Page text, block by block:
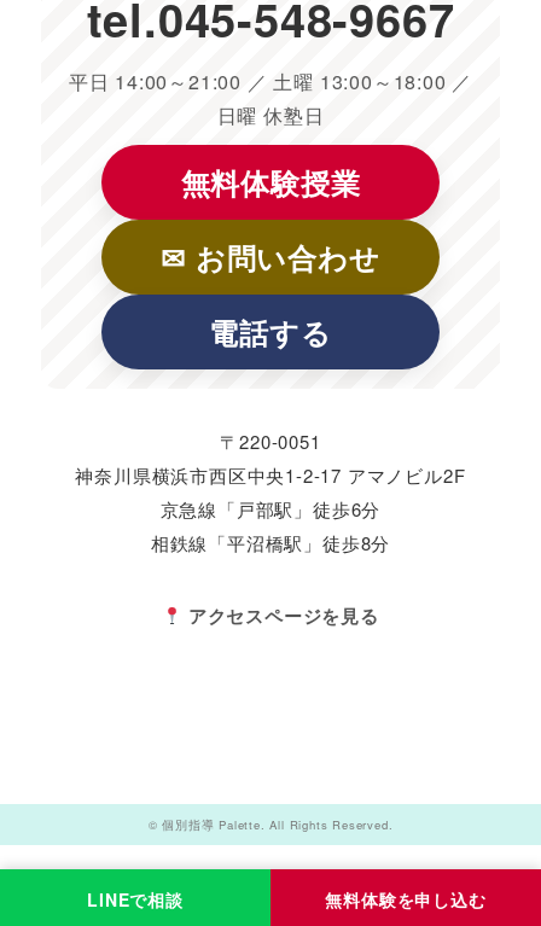
tel.045-548-9667
平日 14:00～21:00 ／ 土曜 13:00～18:00 ／
日曜 休塾日
無料体験授業
✉ お問い合わせ
電話する
〒220-0051
神奈川県横浜市西区中央1-2-17 アマノビル2F
京急線「戸部駅」徒歩6分
相鉄線「平沼橋駅」徒歩8分
アクセスページを見る
© 個別指導 Palette. All Rights Reserved.
LINEで相談 無料体験を申し込む